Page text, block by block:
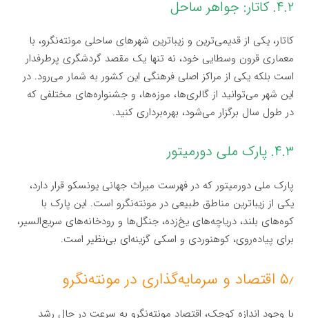
۴.۲. کاتار: جواهر ساحل
کاتار، یکی از قدیمی‌ترین و زیباترین شهرهای ساحلی مونته‌نگرو، با
معماری قرون وسطایی خود، نه تنها یک مقصد گردشگری پرطرفدار
است بلکه یکی از مراکز اصلی فرهنگی این کشور به شمار می‌رود. در
این شهر می‌توانید از گالری‌ها، موزه‌ها، و جشنواره‌های مختلفی که
در طول سال برگزار می‌شود، بهره‌برداری کنید.
۴.۳. پارک ملی دورمیتور
پارک ملی دورمیتور که در فهرست میراث جهانی یونسکو قرار دارد،
یکی از زیباترین مناطق طبیعی در مونته‌نگرو است. این پارک با
کوه‌های بلند، دریاچه‌های یخ‌زده، جنگل‌ها و رودخانه‌های سریع‌السیر،
برای پیاده‌روی، کوهنوردی و اسکی گزینه‌ای بی‌نظیر است.
۵٫ اقتصاد و سرمایه‌گذاری در مونته‌نگرو
با وجود اندازه کوچک، اقتصاد مونته‌نگرو به سرعت در حال رشد